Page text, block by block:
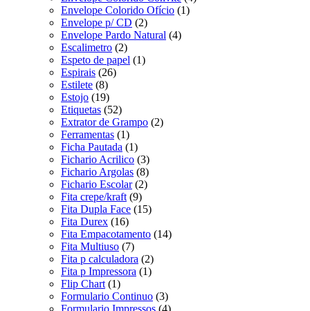
Envelope Colorido Ofício (1)
Envelope p/ CD (2)
Envelope Pardo Natural (4)
Escalimetro (2)
Espeto de papel (1)
Espirais (26)
Estilete (8)
Estojo (19)
Etiquetas (52)
Extrator de Grampo (2)
Ferramentas (1)
Ficha Pautada (1)
Fichario Acrilico (3)
Fichario Argolas (8)
Fichario Escolar (2)
Fita crepe/kraft (9)
Fita Dupla Face (15)
Fita Durex (16)
Fita Empacotamento (14)
Fita Multiuso (7)
Fita p calculadora (2)
Fita p Impressora (1)
Flip Chart (1)
Formulario Continuo (3)
Formulario Impressos (4)